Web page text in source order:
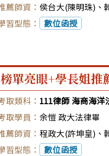
侯台大(陳明珠) 、
數位函授
榜單亮眼+學長姐推
111律師 海商海洋
余愷 政大法律畢
程政大(許坤皇) 、
數位函授